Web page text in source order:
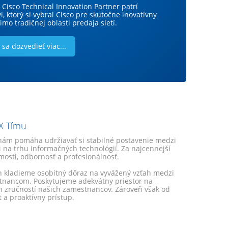
Technical Innovation Partner patrí
ktorý si vybral Cisco pre skutočne inovatívny
tradičnej oblasti predaja sietí.
sa dozvedieť viac...
nám podarilo získať dve výnimočné
nášho technologického partnera Check
firmu ocenil ako Inovatívneho partnera pre
sa dozvedieť viac...
IT zariadení v technologickom prostredí.
informácie pre obsluhujúci personál v
vrátane upozornení na kritické situácie.
sa dozvedieť viac...
Tímu
pomáha udržiavať si stabilné postavenie medzi
trhu informačných technológií. Za najcennejší
odbornosť a profesionálnosť.
osobitný dôraz na vyvážený vzťah medzi
Poskytujeme adekvátny priestor na
našich zamestnancov. Zároveň však od
a proaktívny prístup.